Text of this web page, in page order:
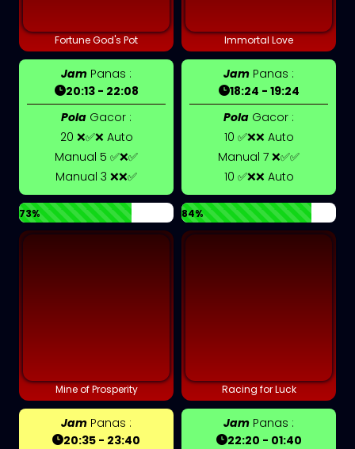
Fortune God's Pot
Jam Panas :
20:13 - 22:08
Pola Gacor :
20 ❌✅❌ Auto
Manual 5 ✅❌✅
Manual 3 ❌❌✅
73%
Immortal Love
Jam Panas :
18:24 - 19:24
Pola Gacor :
10 ✅❌❌ Auto
Manual 7 ❌✅✅
10 ✅❌❌ Auto
84%
Mine of Prosperity
Jam Panas :
20:35 - 23:40
Racing for Luck
Jam Panas :
22:20 - 01:40